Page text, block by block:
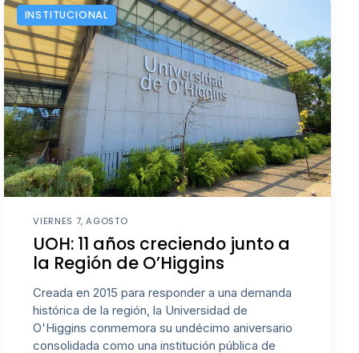
INSTITUCIONAL
VIERNES 7, AGOSTO
UOH: 11 años creciendo junto a
la Región de O’Higgins
Creada en 2015 para responder a una demanda
histórica de la región, la Universidad de
O'Higgins conmemora su undécimo aniversario
consolidada como una institución pública de